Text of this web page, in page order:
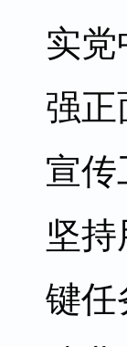
实
强正
宣传
坚
键任